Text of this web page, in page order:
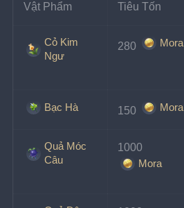
Vật Phẩm Tiêu Tốn
Cỏ Kim
Ngư
280 Mora
Bạc Hà 150 Mora
Quả Móc
Câu
1000
Mora